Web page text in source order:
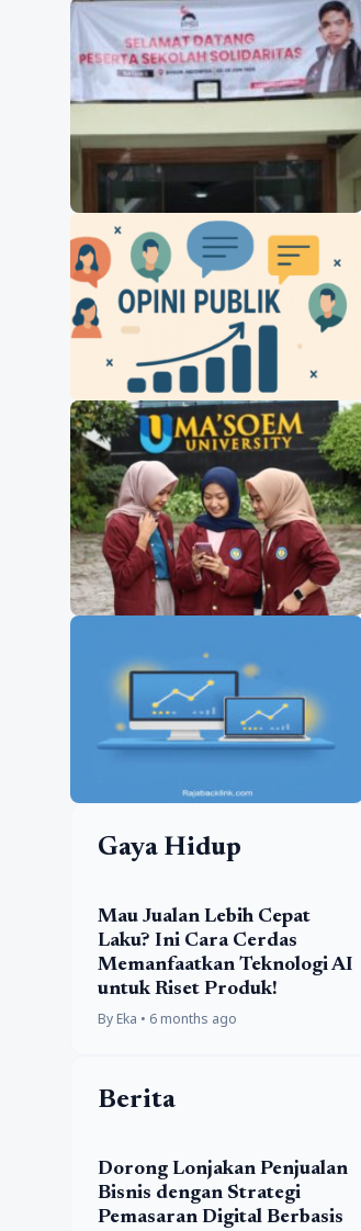
Gaya Hidup
Mau Jualan Lebih Cepat
Laku? Ini Cara Cerdas
Memanfaatkan Teknologi AI
untuk Riset Produk!
By Eka • 6 months ago
Berita
Dorong Lonjakan Penjualan
Bisnis dengan Strategi
Pemasaran Digital Berbasis